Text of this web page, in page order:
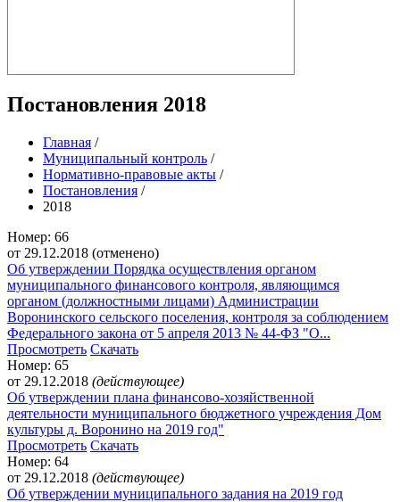
Постановления 2018
Главная /
Муниципальный контроль /
Нормативно-правовые акты /
Постановления /
2018
Номер: 66
от 29.12.2018 (отменено)
Об утверждении Порядка осуществления органом
муниципального финансового контроля, являющимся
органом (должностными лицами) Администрации
Воронинского сельского поселения, контроля за соблюдением
Федерального закона от 5 апреля 2013 № 44-ФЗ "О...
Просмотреть Скачать
Номер: 65
от 29.12.2018 (действующее)
Об утверждении плана финансово-хозяйственной
деятельности муниципального бюджетного учреждения Дом
культуры д. Воронино на 2019 год"
Просмотреть Скачать
Номер: 64
от 29.12.2018 (действующее)
Об утверждении муниципального задания на 2019 год